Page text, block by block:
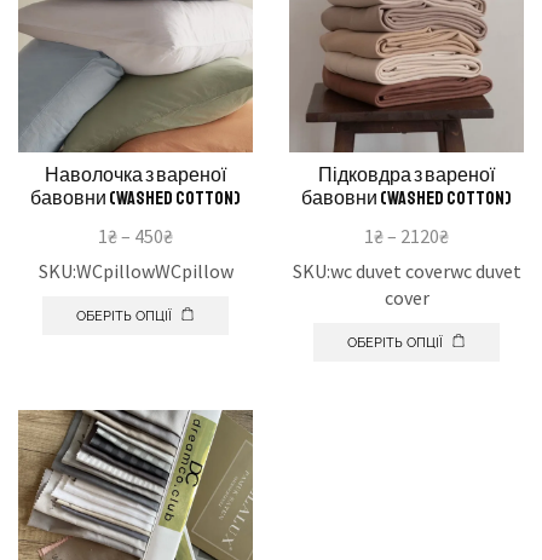
Наволочка з вареної
бавовни (washed cotton)
1₴– 450₴
SKU:WCpillowWCpillow
ОБЕРІТЬ ОПЦІЇ
Підковдра з вареної
бавовни (washed cotton)
1₴– 2120₴
SKU:wc duvet coverwc duvet
cover
ОБЕРІТЬ ОПЦІЇ